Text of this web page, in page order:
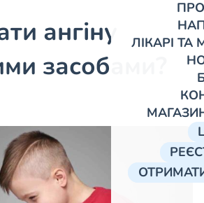
ЛІКАРІ
ангіну
засобами?